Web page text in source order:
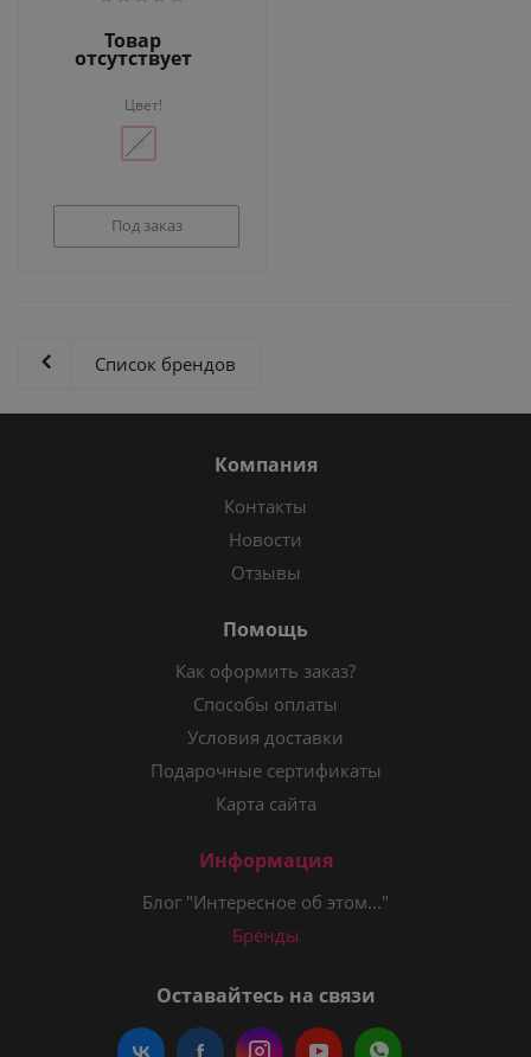
Товар
отсутствует
Цвет!
Под заказ
Список брендов
Компания
Контакты
Новости
Отзывы
Помощь
Как оформить заказ?
Способы оплаты
Условия доставки
Подарочные сертификаты
Карта сайта
Информация
Блог "Интересное об этом..."
Бренды
Оставайтесь на связи